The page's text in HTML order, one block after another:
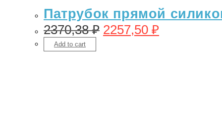
Патрубок прямой
2370,38₽ 2257,50 ₽
Add to cart